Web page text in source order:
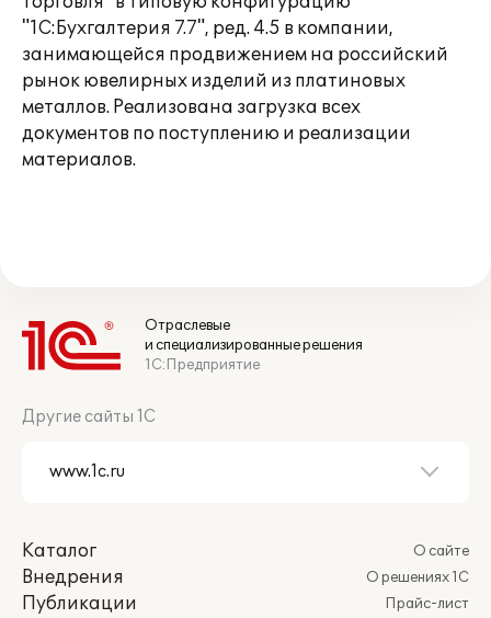
"1С:Бухгалтерия 7.7", ред. 4.5 в компании,
занимающейся продвижением на российский
рынок ювелирных изделий из платиновых
металлов. Реализована загрузка всех
документов по поступлению и реализации
материалов.
Отраслевые
и специализированные решения
1С:Предприятие
Другие сайты 1С
Каталог
Внедрения
Публикации
О сайте
О решениях 1С
Прайс-лист